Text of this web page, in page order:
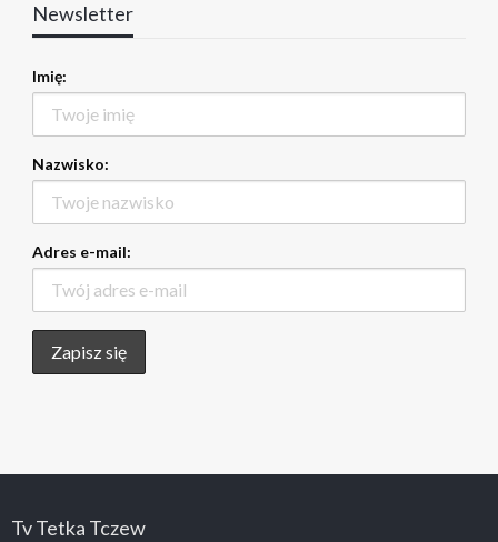
Newsletter
Imię:
Nazwisko:
Adres e-mail:
Tv Tetka Tczew